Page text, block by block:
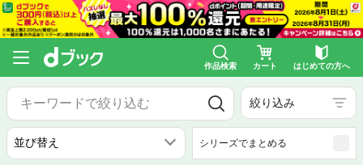
作品検索 カート はじめての方へ
絞り込み
シリーズでまとめる